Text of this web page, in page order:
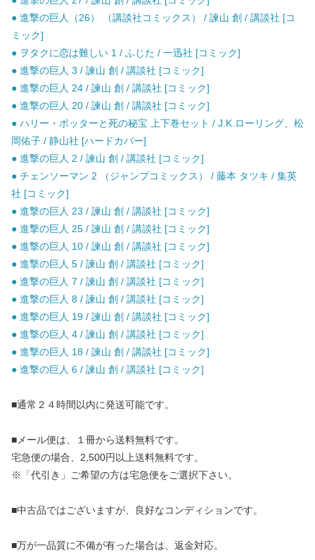
● 進撃の巨人（26） （講談社コミックス） / 諫山 創 / 講談社 [コ
ミック]
● ヲタクに恋は難しい 1 / ふじた / 一迅社 [コミック]
● 進撃の巨人 3 / 諫山 創 / 講談社 [コミック]
● 進撃の巨人 24 / 諫山 創 / 講談社 [コミック]
● 進撃の巨人 20 / 諫山 創 / 講談社 [コミック]
● ハリー・ポッターと死の秘宝 上下巻セット / J.K.ローリング、松
岡佑子 / 静山社 [ハードカバー]
● 進撃の巨人 2 / 諫山 創 / 講談社 [コミック]
● チェンソーマン 2 （ジャンプコミックス） / 藤本 タツキ / 集英
社 [コミック]
● 進撃の巨人 23 / 諫山 創 / 講談社 [コミック]
● 進撃の巨人 25 / 諫山 創 / 講談社 [コミック]
● 進撃の巨人 10 / 諫山 創 / 講談社 [コミック]
● 進撃の巨人 5 / 諫山 創 / 講談社 [コミック]
● 進撃の巨人 7 / 諫山 創 / 講談社 [コミック]
● 進撃の巨人 8 / 諫山 創 / 講談社 [コミック]
● 進撃の巨人 19 / 諫山 創 / 講談社 [コミック]
● 進撃の巨人 4 / 諫山 創 / 講談社 [コミック]
● 進撃の巨人 18 / 諫山 創 / 講談社 [コミック]
● 進撃の巨人 6 / 諫山 創 / 講談社 [コミック]
■通常２４時間以内に発送可能です。
■メール便は、１冊から送料無料です。
宅急便の場合、2,500円以上送料無料です。
※「代引き」ご希望の方は宅急便をご選択下さい。
■中古品ではございますが、良好なコンディションです。
■万が一品質に不備が有った場合は、返金対応。